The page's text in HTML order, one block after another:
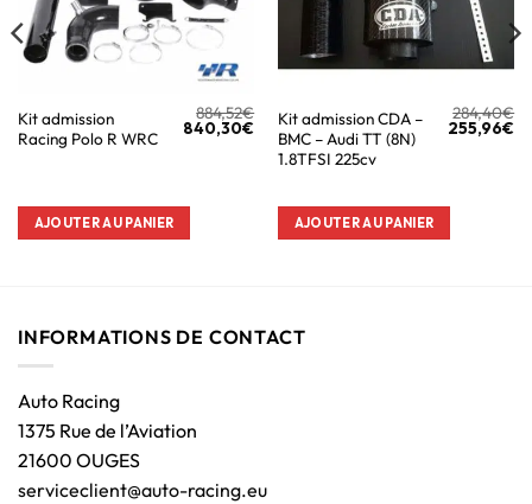
Kit admission
Racing Polo R WRC
884,52€
840,30€
AJOUTER AU PANIER
Kit admission CDA –
BMC – Audi TT (8N)
1.8TFSI 225cv
284,40€
255,96€
AJOUTER AU PANIER
INFORMATIONS DE CONTACT
Auto Racing
1375 Rue de l’Aviation
21600 OUGES
serviceclient@auto-racing.eu